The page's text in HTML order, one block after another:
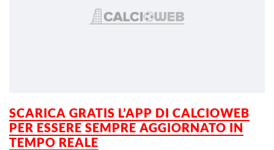
SCARICA GRATIS L’APP DI CALCIOWEB
PER ESSERE SEMPRE AGGIORNATO IN
TEMPO REALE